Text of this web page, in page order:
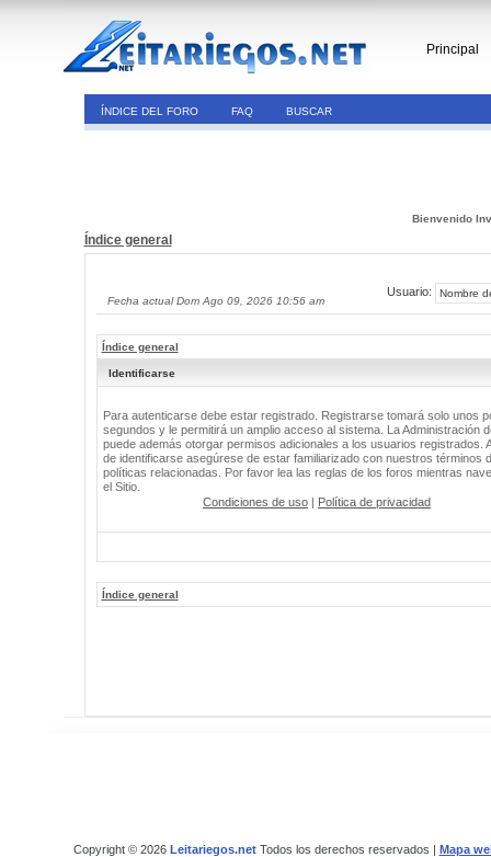
Principal
ÍNDICE DEL FORO FAQ BUSCAR
Bienvenido
Índice general
Fecha actual Dom Ago 09, 2026 10:56 am
Usuario:
Índice general
Identificarse
Para autenticarse debe estar registrado. Registrarse tomará solo unos
segundos y le permitirá un amplio acceso al sistema. La Administración
puede además otorgar permisos adicionales a los usuarios registrados.
de identificarse asegúrese de estar familiarizado con nuestros términos
políticas relacionadas. Por favor lea las reglas de los foros mientras
el Sitio.
Condiciones de uso | Política de privacidad
Índice general
Copyright © 2026 Leitariegos.netTodos los derechos reservados | Mapa